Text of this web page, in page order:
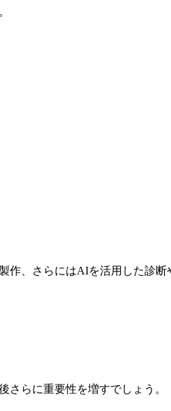
作、さらにはAIを活用した診断
らに重要性を増すでしょう。